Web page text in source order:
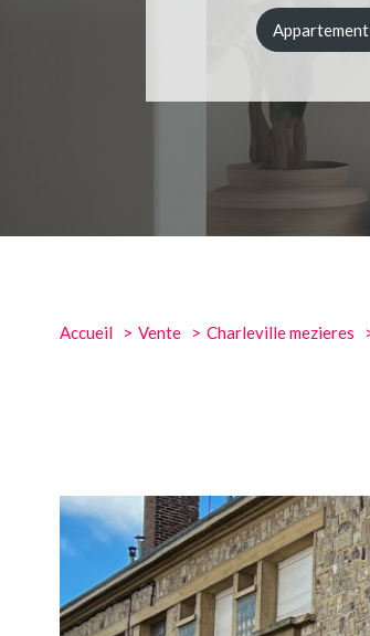
Appartement
Accueil Vente Charleville mezieres